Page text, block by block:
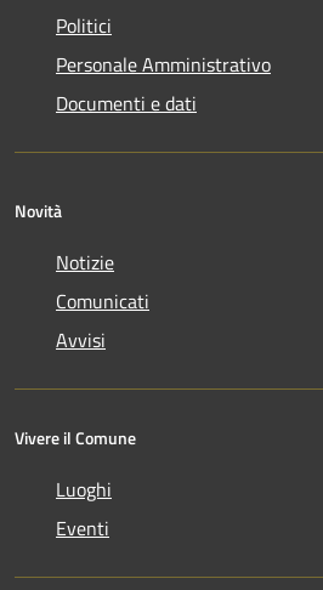
Politici
Personale Amministrativo
Documenti e dati
Novità
Notizie
Comunicati
Avvisi
Vivere il Comune
Luoghi
Eventi